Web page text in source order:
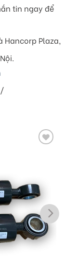
tin ngay để
Hancorp Plaza,